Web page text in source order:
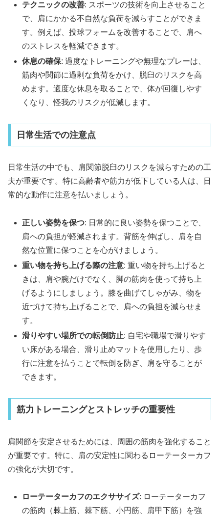
テクニックの改善: スポーツの技術を向上させること
で、肩にかかる不自然な負荷を減らすことができま
す。例えば、投球フォームを改善することで、肩へ
のストレスを軽減できます。
休息の確保: 過度なトレーニングや無理なプレーは、
筋肉や関節に過剰な負荷をかけ、脱臼のリスクを高
めます。適度な休息を取ることで、体が回復しやす
くなり、怪我のリスクが低減します。
日常生活での注意点
日常生活の中でも、肩関節脱臼のリスクを減らすための工
夫が重要です。特に高齢者や筋力が低下している人は、日
常的な動作に注意を払いましょう。
正しい姿勢を保つ: 日常的に良い姿勢を保つことで、
肩への負担が軽減されます。背筋を伸ばし、肩を自
然な位置に保つことを心がけましょう。
重い物を持ち上げる際の注意: 重い物を持ち上げると
きは、肩や腕だけでなく、脚の筋肉を使って持ち上
げるようにしましょう。膝を曲げてしゃがみ、物を
近づけて持ち上げることで、肩への負担を減らせま
す。
滑りやすい場所での転倒防止: 自宅や職場で滑りやす
い床がある場合、滑り止めマットを使用したり、歩
行に注意を払うことで転倒を防ぎ、肩を守ることが
できます。
筋力トレーニングとストレッチの重要性
肩関節を安定させるためには、周囲の筋肉を強化すること
が重要です。特に、肩の安定性に関わるローテーターカフ
の強化が大切です。
ローテーターカフのエクササイズ: ローテーターカフ
の筋肉（棘上筋、棘下筋、小円筋、肩甲下筋）を強